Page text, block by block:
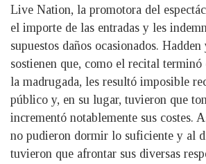
Live Nation, la promotora del
el importe de las entradas y les
supuestos daños ocasionados.
sostienen que, como el recital terminó
la madrugada, les resultó imposible
público y, en su lugar, tuvieron que
incrementó notablemente sus costes.
no pudieron dormir lo suficiente y al
tuvieron que afrontar sus diversas